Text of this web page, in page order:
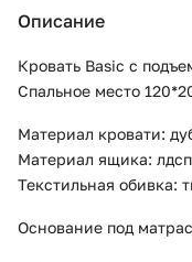
Описание
Кровать Basic с
Спальное место
Материал кровати:
Материал ящика:
Текстильная обивка:
Основание под